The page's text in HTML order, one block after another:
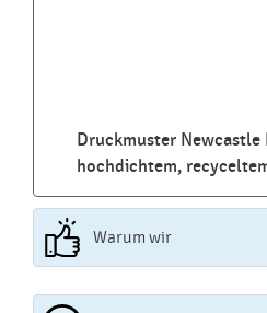
Druckmuster Newcastle
hochdichtem,
Warum wir